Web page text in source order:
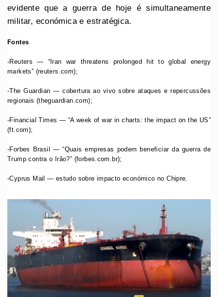
evidente que a guerra de hoje é simultaneamente
militar, económica e estratégica.
Fontes
-Reuters — “Iran war threatens prolonged hit to global energy
markets” (reuters.com);
-The Guardian — cobertura ao vivo sobre ataques e repercussões
regionais (theguardian.com);
-Financial Times — “A week of war in charts: the impact on the US”
(ft.com);
-Forbes Brasil — “Quais empresas podem beneficiar da guerra de
Trump contra o Irão?” (forbes.com.br);
-Cyprus Mail — estudo sobre impacto económico no Chipre.